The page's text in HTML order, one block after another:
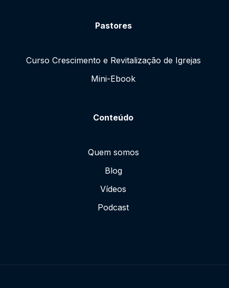
Pastores
Curso Crescimento e Revitalização de Igrejas
Mini-Ebook
Conteúdo
Quem somos
Blog
Vídeos
Podcast